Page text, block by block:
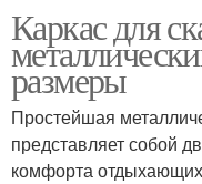
Каркас для
размеры
Простейшая
представляет собой
комфорта